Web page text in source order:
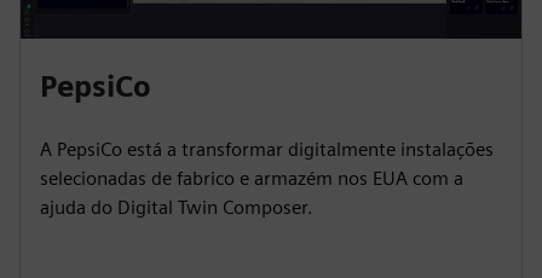
PepsiCo
A PepsiCo está a transformar digitalmente instalações
selecionadas de fabrico e armazém nos EUA com a
ajuda do Digital Twin Composer.